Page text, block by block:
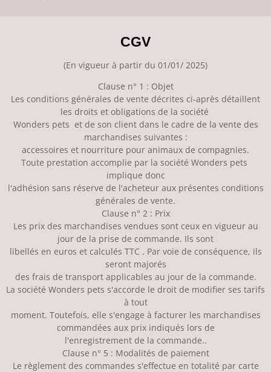
CGV
(En vigueur à partir du 01/01/ 2025)
Clause n° 1 : Objet
Les conditions générales de vente décrites ci-après détaillent
les droits et obligations de la société
Wonders pets et de son client dans le cadre de la vente des
marchandises suivantes :
accessoires et nourriture pour animaux de compagnies.
Toute prestation accomplie par la société Wonders pets
implique donc
l'adhésion sans réserve de l'acheteur aux présentes conditions
générales de vente.
Clause n° 2 : Prix
Les prix des marchandises vendues sont ceux en vigueur au
jour de la prise de commande. Ils sont
libellés en euros et calculés TTC . Par voie de conséquence, ils
seront majorés
des frais de transport applicables au jour de la commande.
La société Wonders pets s'accorde le droit de modifier ses tarifs
à tout
moment. Toutefois, elle s'engage à facturer les marchandises
commandées aux prix indiqués lors de
l'enregistrement de la commande..
Clause n° 5 : Modalités de paiement
Le règlement des commandes s'effectue en totalité par carte